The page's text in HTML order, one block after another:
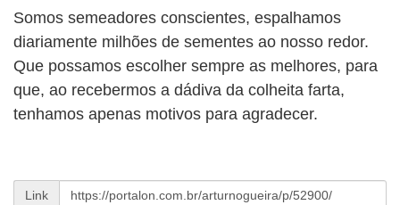
Somos semeadores conscientes, espalhamos
diariamente milhões de sementes ao nosso redor.
Que possamos escolher sempre as melhores, para
que, ao recebermos a dádiva da colheita farta,
tenhamos apenas motivos para agradecer.
Link